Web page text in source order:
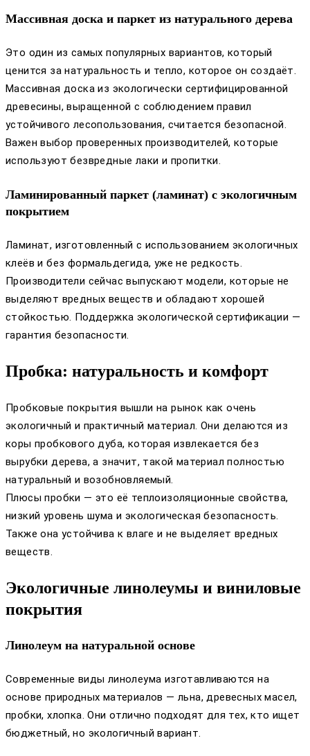
Массивная доска и паркет из натурального дерева
Это один из самых популярных вариантов, который
ценится за натуральность и тепло, которое он создаёт.
Массивная доска из экологически сертифицированной
древесины, выращенной с соблюдением правил
устойчивого лесопользования, считается безопасной.
Важен выбор проверенных производителей, которые
используют безвредные лаки и пропитки.
Ламинированный паркет (ламинат) с экологичным
покрытием
Ламинат, изготовленный с использованием экологичных
клеёв и без формальдегида, уже не редкость.
Производители сейчас выпускают модели, которые не
выделяют вредных веществ и обладают хорошей
стойкостью. Поддержка экологической сертификации —
гарантия безопасности.
Пробка: натуральность и комфорт
Пробковые покрытия вышли на рынок как очень
экологичный и практичный материал. Они делаются из
коры пробкового дуба, которая извлекается без
вырубки дерева, а значит, такой материал полностью
натуральный и возобновляемый.
Плюсы пробки — это её теплоизоляционные свойства,
низкий уровень шума и экологическая безопасность.
Также она устойчива к влаге и не выделяет вредных
веществ.
Экологичные линолеумы и виниловые
покрытия
Линолеум на натуральной основе
Современные виды линолеума изготавливаются на
основе природных материалов — льна, древесных масел,
пробки, хлопка. Они отлично подходят для тех, кто ищет
бюджетный, но экологичный вариант.